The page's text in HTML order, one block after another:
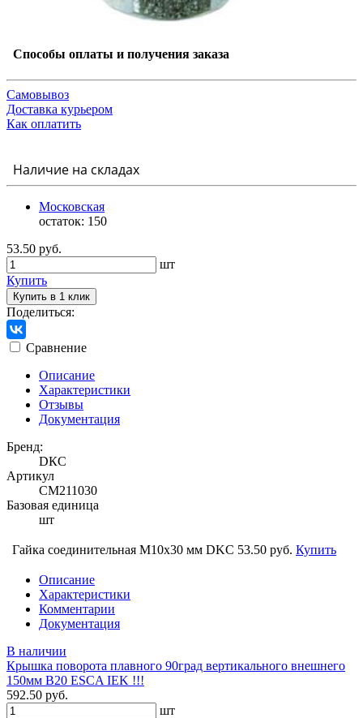
Способы оплаты и получения заказа
Самовывоз
Доставка курьером
Как оплатить
Наличие на складах
Московская
остаток: 150
53.50 руб.
шт
Купить
Купить в 1 клик
Поделиться:
Сравнение
Описание
Характеристики
Отзывы
Документация
Бренд:
DКС
Артикул
CM211030
Базовая единица
шт
Гайка соединительная М10х30 мм DKC 53.50 руб. Купить
Описание
Характеристики
Комментарии
Документация
В наличии
Крышка поворота плавного 90град вертикального внешнего
150мм В20 ESCA IEK !!!
592.50 руб.
шт